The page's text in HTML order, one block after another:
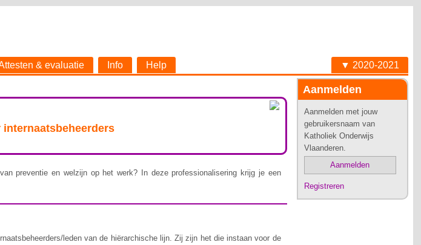
& evaluatie Info Help ▼ 2020-2021
Aanmelden
Aanmelden met jouw
gebruikersnaam van
Katholiek Onderwijs
Vlaanderen.
Aanmelden
Registreren
preventie en welzijn op het werk? In deze professionalisering krijg je een
leden van de hiërarchische lijn. Zij zijn het die instaan voor de